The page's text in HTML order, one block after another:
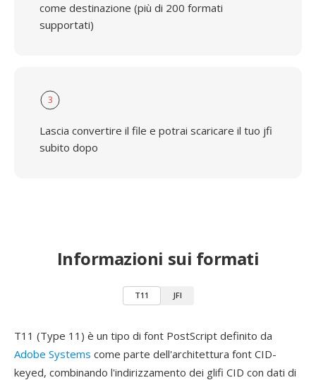
come destinazione (più di 200 formati
supportati)
3
Lascia convertire il file e potrai scaricare il tuo jfi
subito dopo
Informazioni sui formati
T11 JFI
T11 (Type 11) è un tipo di font PostScript definito da
Adobe Systems come parte dell'architettura font CID-
keyed, combinando l'indirizzamento dei glifi CID con dati di